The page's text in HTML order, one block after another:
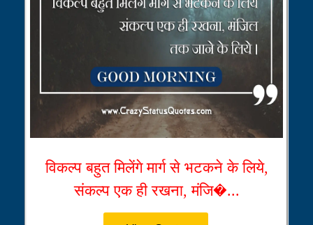
विकल्प बहुत मिलेंगे मार्ग से भटकने के लिये,
संकल्प एक ही रखना, मंजि�...